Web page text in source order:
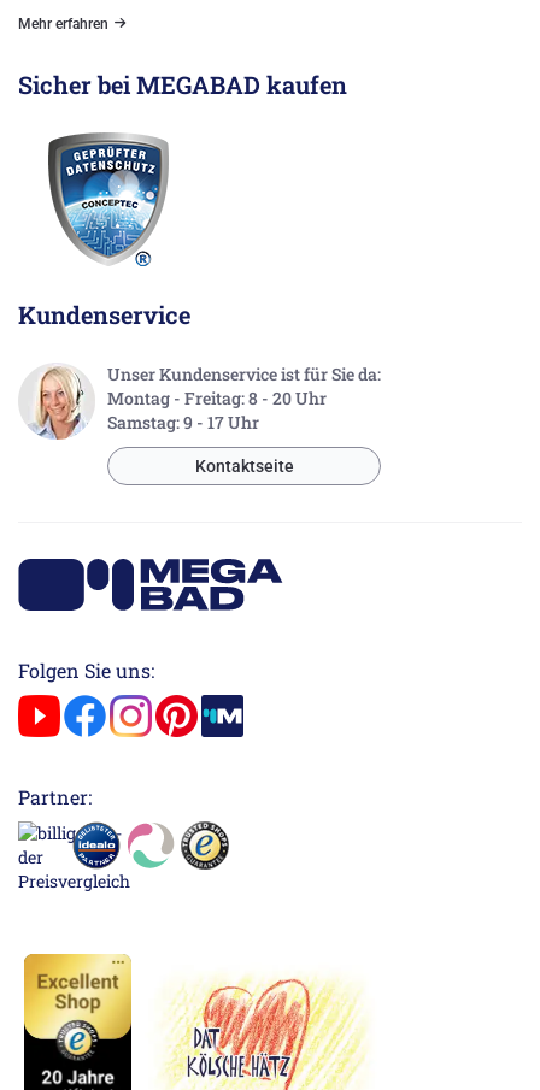
Mehr erfahren
Sicher bei MEGABAD kaufen
Kundenservice
Unser Kundenservice ist für Sie da:
Montag - Freitag: 8 - 20 Uhr
Samstag: 9 - 17 Uhr
Kontaktseite
Folgen Sie uns:
Partner: